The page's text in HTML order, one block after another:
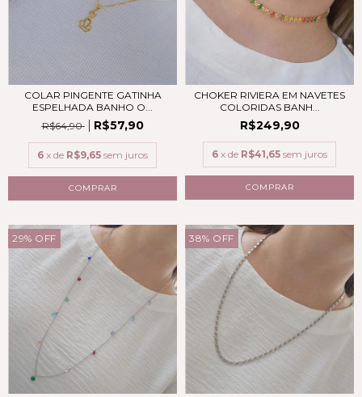
COLAR PINGENTE GATINHA
ESPELHADA BANHO O...
R$64,90
R$57,90
6 x de R$9,65 sem juros
CHOKER RIVIERA EM NAVETES
COLORIDAS BANH...
R$249,90
6 x de R$41,65 sem juros
29% OFF 38% OFF